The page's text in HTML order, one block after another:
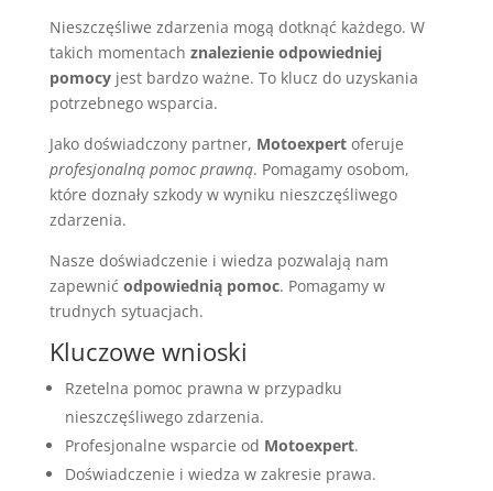
Nieszczęśliwe zdarzenia mogą dotknąć każdego. W
takich momentach znalezienie odpowiedniej
pomocyjest bardzo ważne. To klucz do uzyskania
potrzebnego wsparcia.
Jako doświadczony partner, Motoexpertoferuje
profesjonalną pomoc prawną. Pomagamy osobom,
które doznały szkody w wyniku nieszczęśliwego
zdarzenia.
Nasze doświadczenie i wiedza pozwalają nam
zapewnić odpowiednią pomoc. Pomagamy w
trudnych sytuacjach.
Kluczowe wnioski
Rzetelna pomoc prawna w przypadku
nieszczęśliwego zdarzenia.
Profesjonalne wsparcie od Motoexpert.
Doświadczenie i wiedza w zakresie prawa.